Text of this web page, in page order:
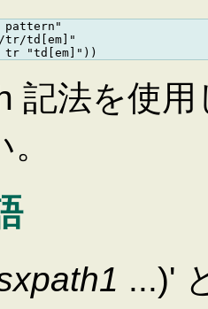
pattern"
tr/td[em]"
記法を使
...)'